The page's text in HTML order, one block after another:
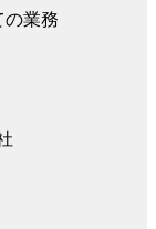
の業務